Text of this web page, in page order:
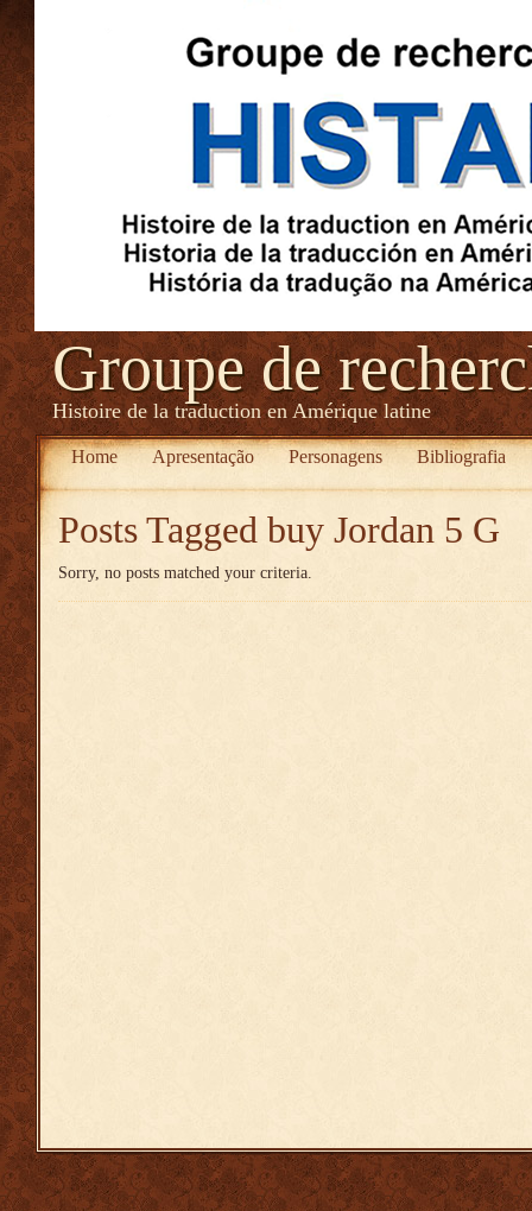
Groupe de
Histoire de la traduction en Amérique latine
Home Apresentação Personagens Bibliografia
Posts Tagged buy Jordan 5 G
Sorry, no posts matched your criteria.